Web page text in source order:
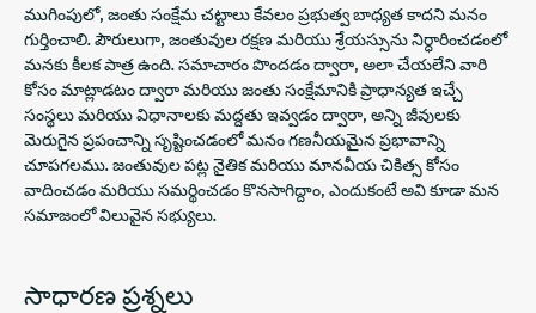
ముగింపులో, జంతు సంక్షేమ చట్టాలు కేవలం ప్రభుత్వ బాధ్యత కాదని మనం
గుర్తించాలి. పౌరులుగా, జంతువుల రక్షణ మరియు శ్రేయస్సును నిర్ధారించడంలో
మనకు కీలక పాత్ర ఉంది. సమాచారం పొందడం ద్వారా, అలా చేయలేని వారి
కోసం మాట్లాడటం ద్వారా మరియు జంతు సంక్షేమానికి ప్రాధాన్యత ఇచ్చే
సంస్థలు మరియు విధానాలకు మద్దతు ఇవ్వడం ద్వారా, అన్ని జీవులకు
మెరుగైన ప్రపంచాన్ని సృష్టించడంలో మనం గణనీయమైన ప్రభావాన్ని
చూపగలము. జంతువుల పట్ల నైతిక మరియు మానవీయ చికిత్స కోసం
వాదించడం మరియు సమర్థించడం కొనసాగిద్దాం, ఎందుకంటే అవి కూడా మన
సమాజంలో విలువైన సభ్యులు.
సాధారణ ప్రశ్నలు